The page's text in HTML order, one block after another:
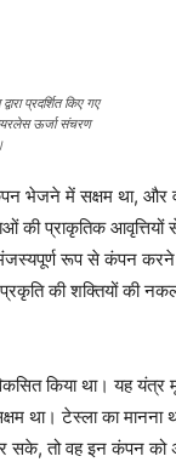
प्रदर्शित किए गए
ऊर्जा संचरण
भेजने में सक्षम था, और
की प्राकृतिक
रूप से कंपन
प्रकृति की शक्तियों की
किया था। यह
था। टेस्ला का मानना
सके, तो वह इन कंपन को